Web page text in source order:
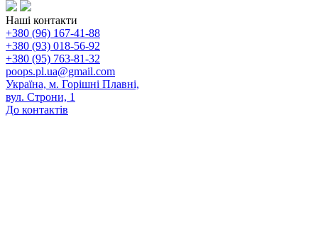
Наші контакти
+380 (96) 167-41-88
+380 (93) 018-56-92
+380 (95) 763-81-32
poops.pl.ua@gmail.com
Україна, м. Горішні Плавні,
вул. Строни, 1
До контактів